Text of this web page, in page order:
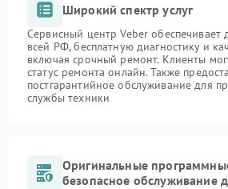
Широкий спектр услуг
Сервисный центр Veber обеспечивает
всей РФ, бесплатную диагностику и
включая срочный ремонт. Клиенты
статус ремонта онлайн. Также
постгарантийное обслуживание для
службы техники
Оригинальные
безопасное обслуживание